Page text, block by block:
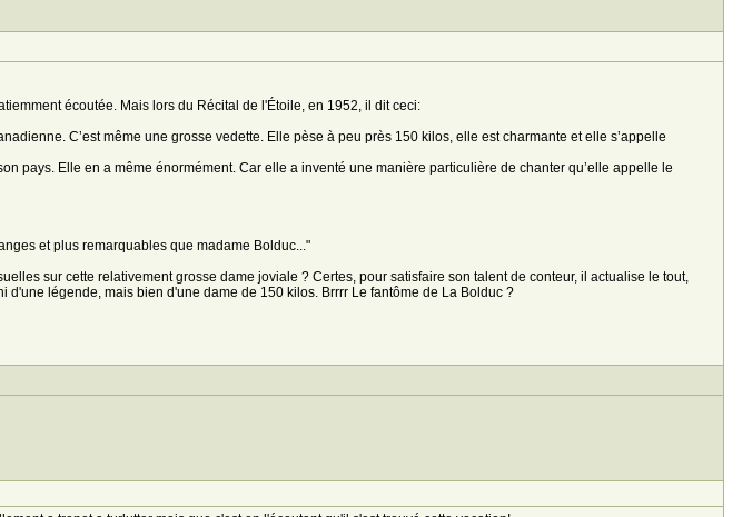
écoutée. Mais lors du Récital de l'Étoile, en 1952, il dit ceci:
C’est même une grosse vedette. Elle pèse à peu près 150 kilos, elle est charmante et elle s’appelle
pays. Elle en a même énormément. Car elle a inventé une manière particulière de chanter qu’elle appelle le
et plus remarquables que madame Bolduc..."
sur cette relativement grosse dame joviale ? Certes, pour satisfaire son talent de conteur, il actualise le tout,
d'une légende, mais bien d'une dame de 150 kilos. Brrrr Le fantôme de La Bolduc ?